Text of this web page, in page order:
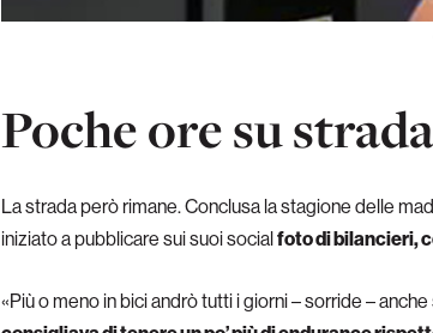
Poche ore su strada
La strada però rimane. Conclusa la stagione delle
iniziato a pubblicare sui suoi socialfoto di bilancieri,
«Più o meno in bici andrò tutti i giorni – sorride –